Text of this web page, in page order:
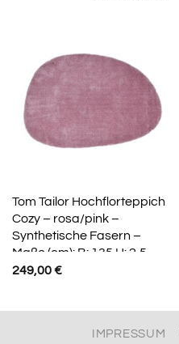
Tom Tailor Hochflorteppich
Cozy – rosa/pink –
Synthetische Fasern –
Maße (cm): B: 135 H: 2,5
249,00€
IMPRESSUM